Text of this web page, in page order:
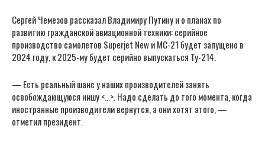
Сергей Чемезов рассказал Владимиру Путину и о планах по
развитию гражданской авиационной техники: серийное
производство самолетов Superjet New и МС-21 будет запущено в
2024 году, к 2025-му будет серийно выпускаться Ту-214.
— Есть реальный шанс у наших производителей занять
освобождающуюся нишу <…>. Надо сделать до того момента, когда
иностранные производители вернутся, а они хотят этого, —
отметил президент.